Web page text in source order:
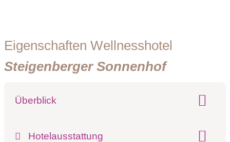
Eigenschaften Wellnesshotel
Steigenberger Sonnenhof
Überblick
Hotelausstattung